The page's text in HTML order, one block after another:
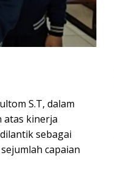
S.T, dalam
atas kinerja
sebagai
capaian